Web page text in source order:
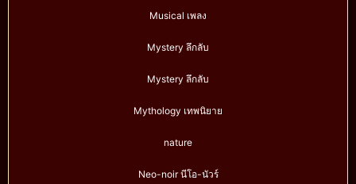
Musical เพลง
Mystery ลึกลับ
Mystery ลึกลับ
Mythology เทพนิยาย
nature
Neo-noir นีโอ-นัวร์